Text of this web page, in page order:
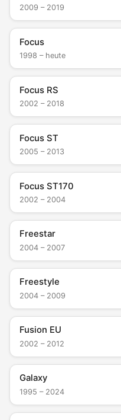
2009 – 2019
Focus
1998 – heute
Focus RS
2002 – 2018
Focus ST
2005 – 2013
Focus ST170
2002 – 2004
Freestar
2004 – 2007
Freestyle
2004 – 2009
Fusion EU
2002 – 2012
Galaxy
1995 – 2024